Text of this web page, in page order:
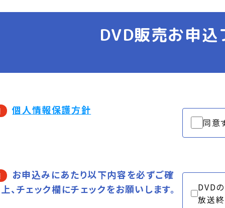
DVD販売お申
個人情報保護方針
同意
お申込みにあたり以下内容を必ずご確
、チェック欄にチェックをお願いします。
DVD
放送